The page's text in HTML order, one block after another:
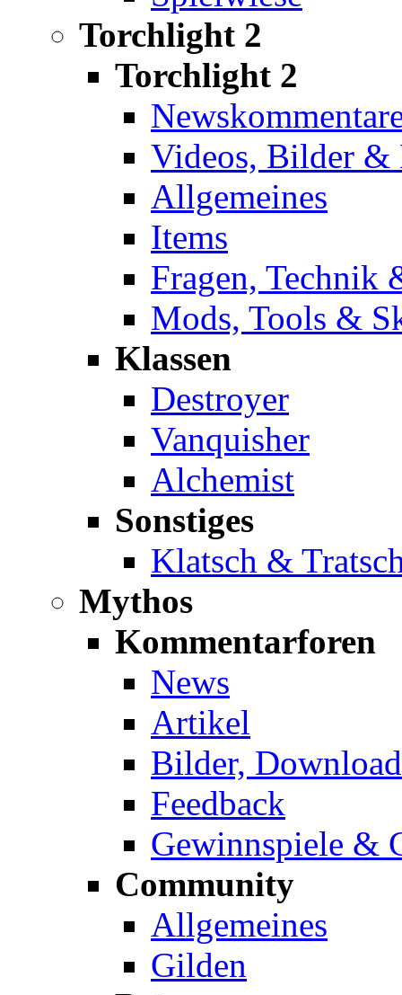
Torchlight 2
Torchlight 2
Videos, Bilder &
Allgemeines
Items
Fragen, Technik
Mods, Tools &
Klassen
Destroyer
Vanquisher
Alchemist
Sonstiges
Klatsch &
Mythos
Kommentarforen
News
Artikel
Bilder,
Feedback
Gewinnspiele &
Community
Allgemeines
Gilden